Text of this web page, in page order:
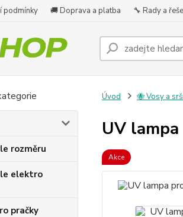
podmínky 🚚 Doprava a platba 🔧 Rady a
rozměru
elektro
pračky
Úvod 🐝 Vosy a
UV
Akce